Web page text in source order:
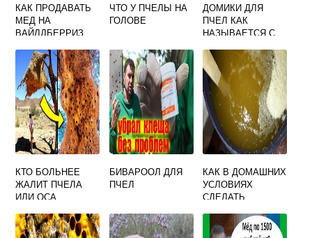
КАК ПРОДАВАТЬ
МЕД НА
ВАЙЛДБЕРРИЗ
ЧТО У ПЧЕЛЫ НА
ГОЛОВЕ
ДОМИКИ ДЛЯ
ПЧЕЛ КАК
НАЗЫВАЕТСЯ С
КТО БОЛЬНЕЕ
ЖАЛИТ ПЧЕЛА
ИЛИ ОСА
БИВАРООЛ ДЛЯ
ПЧЕЛ
КАК В ДОМАШНИХ
УСЛОВИЯХ
СДЕЛАТЬ
МЕДА РЕЦЕПТ